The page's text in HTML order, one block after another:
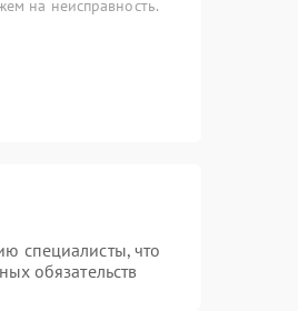
на неисправность.
специалисты, что
обязательств